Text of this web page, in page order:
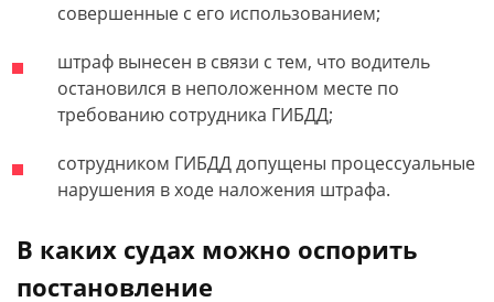
совершенные с его использованием;
штраф вынесен в связи с тем, что водитель
остановился в неположенном месте по
требованию сотрудника ГИБДД;
сотрудником ГИБДД допущены процессуальные
нарушения в ходе наложения штрафа.
В каких судах можно оспорить
постановление